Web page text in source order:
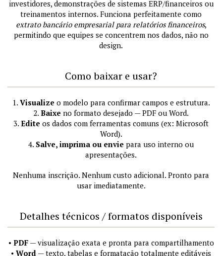
investidores, demonstrações de sistemas ERP/financeiros ou
treinamentos internos. Funciona perfeitamente como
extrato bancário empresarial para relatórios financeiros,
permitindo que equipes se concentrem nos dados, não no
design.
Como baixar e usar?
1. Visualize o modelo para confirmar campos e estrutura.
2. Baixe no formato desejado — PDF ou Word.
3. Edite os dados com ferramentas comuns (ex: Microsoft
Word).
4. Salve, imprima ou envie para uso interno ou
apresentações.
Nenhuma inscrição. Nenhum custo adicional. Pronto para
usar imediatamente.
Detalhes técnicos / formatos disponíveis
• PDF— visualização exata e pronta para compartilhamento
• Word — texto, tabelas e formatação totalmente editáveis